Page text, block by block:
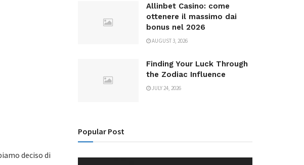
deciso di
Allinbet Casino: come
ottenere il massimo dai
bonus nel 2026
AUGUST 3, 2026
Finding Your Luck Through
the Zodiac Influence
JULY 24, 2026
Popular Post